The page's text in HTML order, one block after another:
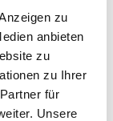
zu
anbieten
zu
zu Ihrer
für
Unsere